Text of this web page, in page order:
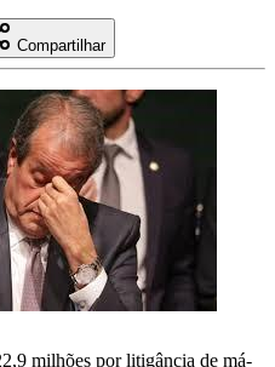
Compartilhar
milhões por litigância de má-